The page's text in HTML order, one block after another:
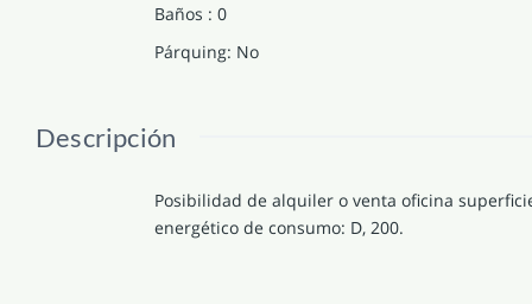
Baños : 0
Párquing: No
Descripción
Posibilidad de alquiler o venta oficina
energético de consumo: D, 200.